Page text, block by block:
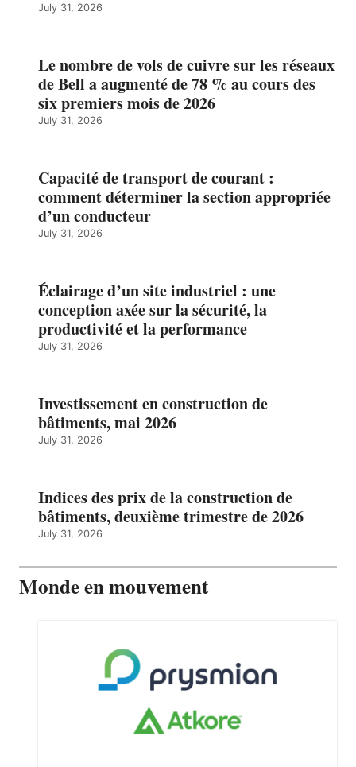
July 31, 2026
Le nombre de vols de cuivre sur les réseaux
de Bell a augmenté de 78 % au cours des
six premiers mois de 2026
July 31, 2026
Capacité de transport de courant :
comment déterminer la section appropriée
d’un conducteur
July 31, 2026
Éclairage d’un site industriel : une
conception axée sur la sécurité, la
productivité et la performance
July 31, 2026
Investissement en construction de
bâtiments, mai 2026
July 31, 2026
Indices des prix de la construction de
bâtiments, deuxième trimestre de 2026
July 31, 2026
Monde en mouvement